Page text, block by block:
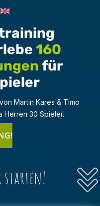
160
für
Martin Kares & Timo
Herren 30 Spieler.
starten!